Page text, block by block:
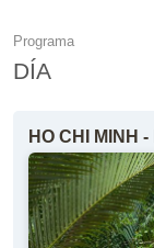
Programa
DÍA
HO CHI MINH